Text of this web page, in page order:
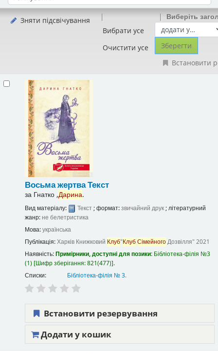
Зняти підсвічування
Вибрати усе
Очистити усе
Виберіть
Встановити
Восьма жертваТекст
за Гнатко ,Дарина.
Вид матеріалу: Текст; формат:звичайний друк; літературний
жанр: не белетристика
Мова:українська
Публікація:Харків Книжковий Клуб"КлубСімейногоДозвілля" 2021
Наявність:Примірники, доступні для позики: Бібліотека-філія №3
(1) Шифр зберігання:821(477) .
Списки:
Бібліотека-філія № 3.
Встановити резервування
Додати у кошик